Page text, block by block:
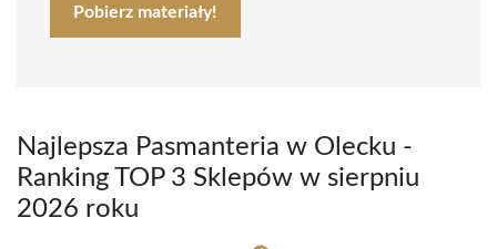
Pobierz materiały!
Najlepsza Pasmanteria w Olecku -
Ranking TOP 3 Sklepów w sierpniu
2026 roku